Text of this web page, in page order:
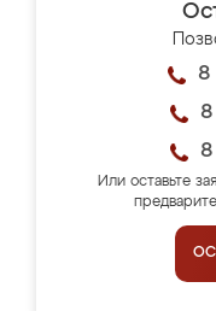
8
8
8
Или оставьте